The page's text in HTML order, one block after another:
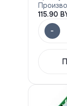
115.90
-